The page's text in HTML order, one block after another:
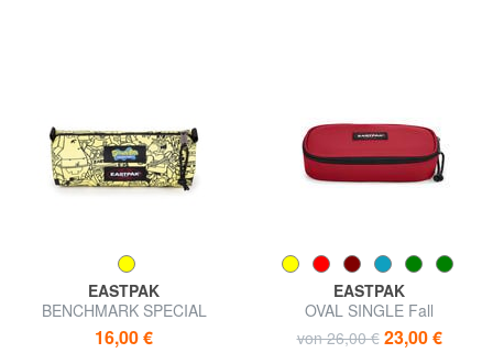
EASTPAK
BENCHMARK SPECIAL
EDITION Federmäppchen
16,00 €
EASTPAK
OVAL SINGLE Fall
von 26,00 € 23,00 €